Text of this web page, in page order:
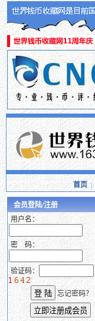
首页|
会员登陆/注册
用户名：
密 码：
验证码：
忘记密码？